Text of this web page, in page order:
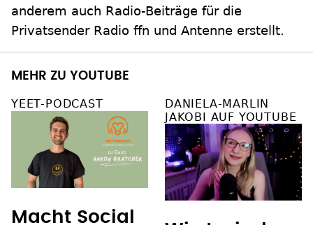
anderem auch Radio-Beiträge für die
Privatsender Radio ffn und Antenne erstellt.
MEHR ZU YOUTUBE
YEET-PODCAST
Macht Social
DANIELA-MARLIN
JAKOBI AUF YOUTUBE